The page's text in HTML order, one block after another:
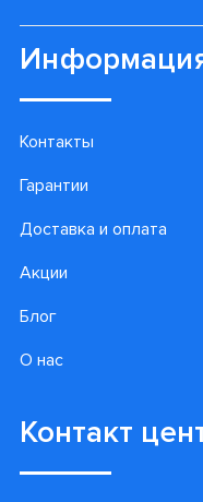
Контакты
Гарантии
Доставка и оплата
Акции
Блог
О нас
Контакт